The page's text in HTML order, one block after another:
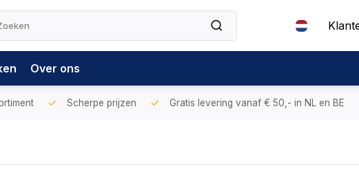
Over ons
Scherpe prijzen Gratis levering vanaf € 50,- in NL en BE